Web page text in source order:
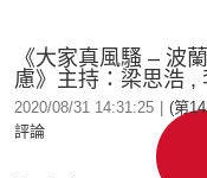
《大家真風騷 – 波
慮》主持：梁思浩 ,
2020/08/31 14:31:25 (第
評論